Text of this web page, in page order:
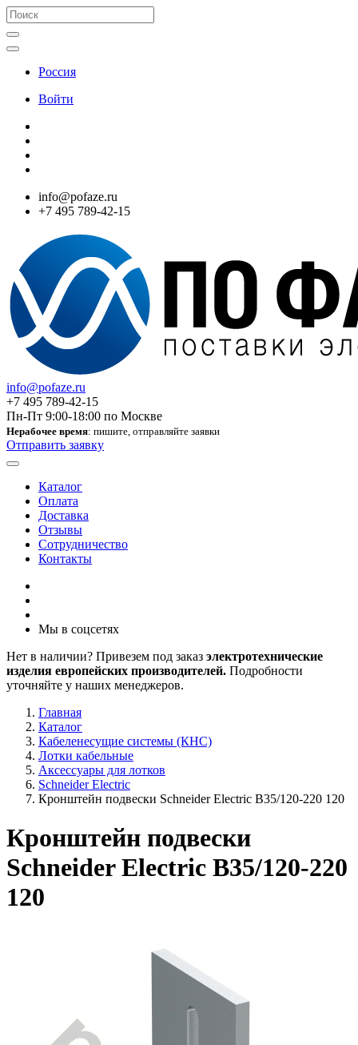
Россия
Войти
info@pofaze.ru
+7 495 789-42-15
info@pofaze.ru
+7 495 789-42-15
Пн-Пт 9:00-18:00 по Москве
Нерабочее время: пишите, отправляйте заявки
Отправить заявку
Каталог
Оплата
Доставка
Отзывы
Сотрудничество
Контакты
Мы в соцсетях
Нет в наличии? Привезем под заказ электротехнические
изделия европейских производителей. Подробности
уточняйте у наших менеджеров.
Главная
Каталог
Кабеленесущие системы (КНС)
Лотки кабельные
Аксессуары для лотков
Schneider Electric
Кронштейн подвески Schneider Electric B35/120-220 120
Кронштейн подвески
Schneider Electric B35/120-220
120